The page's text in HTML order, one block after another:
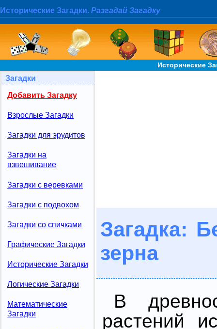
Исторические Загадки. Разгадай Загадку
Исторические
Загадки
Добавить Загадку
Взрослые Загадки
Загадки для эрудитов
Загадки на
взвешивание
Загадки с веревками
Загадки с подвохом
Загадки со спичками
Графические Загадки
Исторические Загадки
Логические Загадки
Математические
Загадки
Загадка:
зерна
В
растений